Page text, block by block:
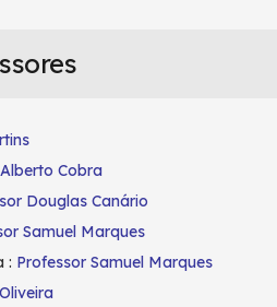
Cobra
Douglas Canário
Samuel Marques
: Professor Samuel Marques